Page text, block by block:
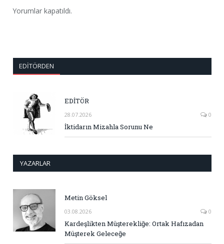
Yorumlar kapatıldı.
EDITÖRDEN
EDİTÖR
28.07.2026 0
İktidarın Mizahla Sorunu Ne
YAZARLAR
Metin Göksel
03.08.2026 0
Kardeşlikten Müşterekliğe: Ortak Hafızadan
Müşterek Geleceğe